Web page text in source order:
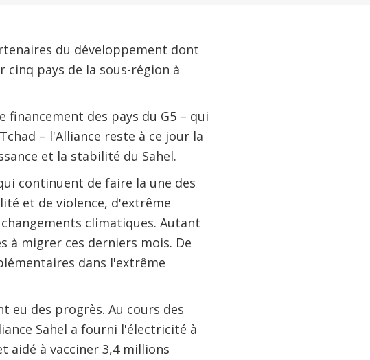
du développement dont
cinq pays de la sous-région à
des pays du G5 – qui
– l'Alliance reste à ce jour la
et la stabilité du Sahel.
continuent de faire la une des
et de violence, d'extrême
climatiques. Autant
à migrer ces derniers mois. De
dans l'extrême
eu des progrès. Au cours des
Sahel a fourni l'électricité à
aidé à vacciner 3,4 millions